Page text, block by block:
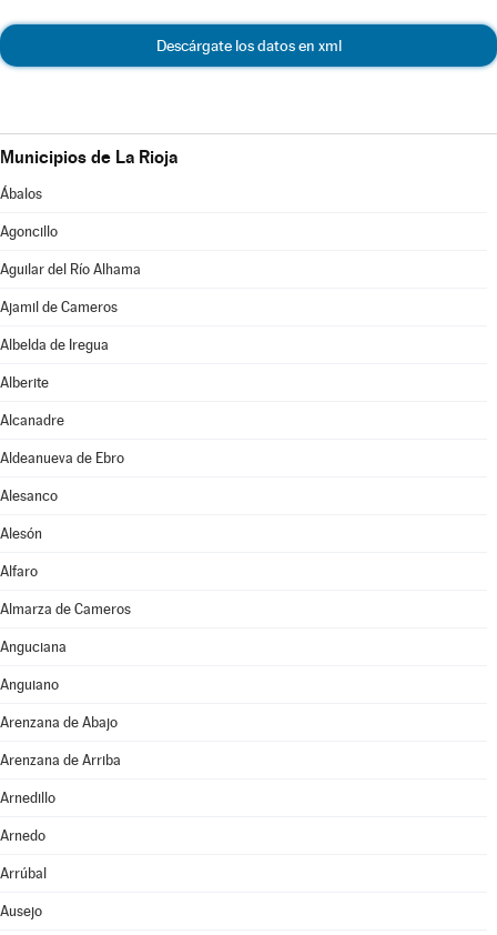
Descárgate los datos en xml
Municipios de La Rioja
Ábalos
Agoncillo
Aguilar del Río Alhama
Ajamil de Cameros
Albelda de Iregua
Alberite
Alcanadre
Aldeanueva de Ebro
Alesanco
Alesón
Alfaro
Almarza de Cameros
Anguciana
Anguiano
Arenzana de Abajo
Arenzana de Arriba
Arnedillo
Arnedo
Arrúbal
Ausejo